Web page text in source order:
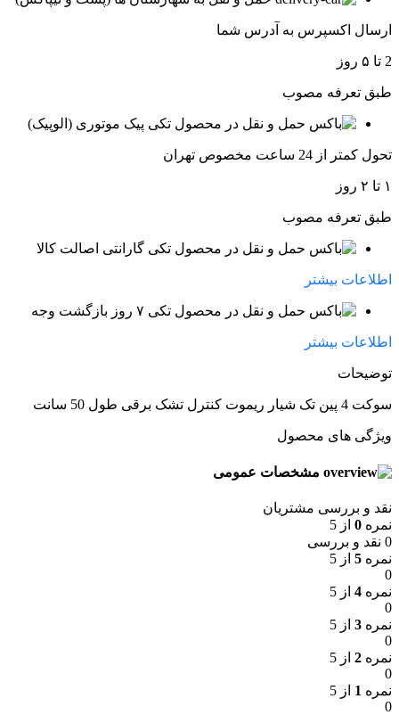
ارسال اکسپرس به آدرس شما
2 تا ۵ روز
طبق تعرفه مصوب
پیک موتوری (الوپیک)
تحول کمتر از 24 ساعت مخصوص تهران
۱ تا ۲ روز
طبق تعرفه مصوب
گارانتی اصالت کالا
اطلاعات بیشتر
۷ روز بازگشت وجه
اطلاعات بیشتر
توضیحات
سوکت 4 پین تک شیار ریموت کنترل تشک برقی طول 50 سانت
ویژگی های محصول
مشخصات عمومی
نقد و بررسی مشتریان
نمره 0 از 5
0 نقد و بررسی
نمره 5 از 5
0
نمره 4 از 5
0
نمره 3 از 5
0
نمره 2 از 5
0
نمره 1 از 5
0